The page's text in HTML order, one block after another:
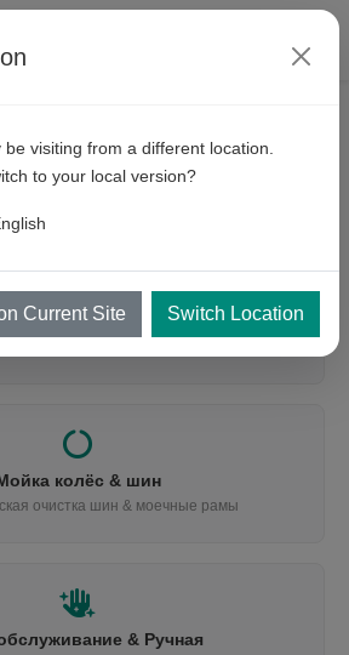
ВЫ ИЩЕТЕ?
оборудование
Мойка транспорта
колёс & шин
очистка шин & моечные рамы
& Ручная
visiting from a different location.
to your local version?
Current Site Switch Location